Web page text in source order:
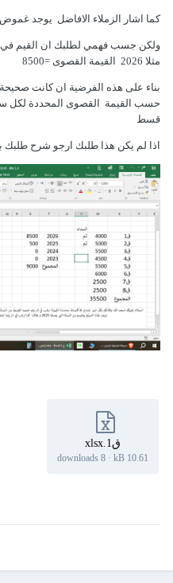
كما اشار الزملاء الافاضل يوجد
مثلا 2026 القيمة القصوى =8500
بناء على هذه الفرضية ان كانت صحيحة
حسب القيمة القصوى المحددة لكل
قسط
اذا لم يكن هذا طلبك ارجو شرح طلبك
ق1.xlsx
10.61 kB
·
8 downloads